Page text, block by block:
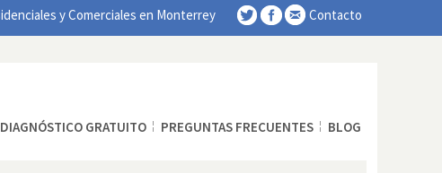
Contacto
y Comerciales en Monterrey
DIAGNÓSTICO GRATUITO PREGUNTAS FRECUENTES BLOG